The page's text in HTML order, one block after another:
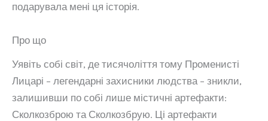
подарувала мені ця історія.
Про що
Уявіть собі світ, де тисячоліття тому Променисті
Лицарі – легендарні захисники людства – зникли,
залишивши по собі лише містичні артефакти:
Сколкозброю та Сколкозбрую. Ці артефакти